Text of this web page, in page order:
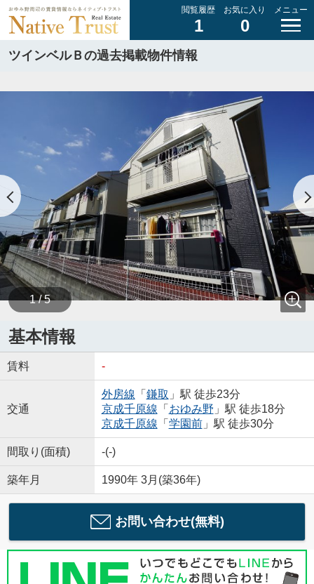
閲覧履歴
1
お気に入り
0
メニュー
ツインベルＢの過去掲載物件情報
1 / 5
基本情報
賃料 -
交通
外房線 「 鎌取 」駅 徒歩23分
京成千原線 「 おゆみ野 」駅 徒歩18分
京成千原線 「 学園前」駅 徒歩30分
間取り(面積) -(-)
築年月 1990年 3月(築36年)
お問い合わせ(無料)